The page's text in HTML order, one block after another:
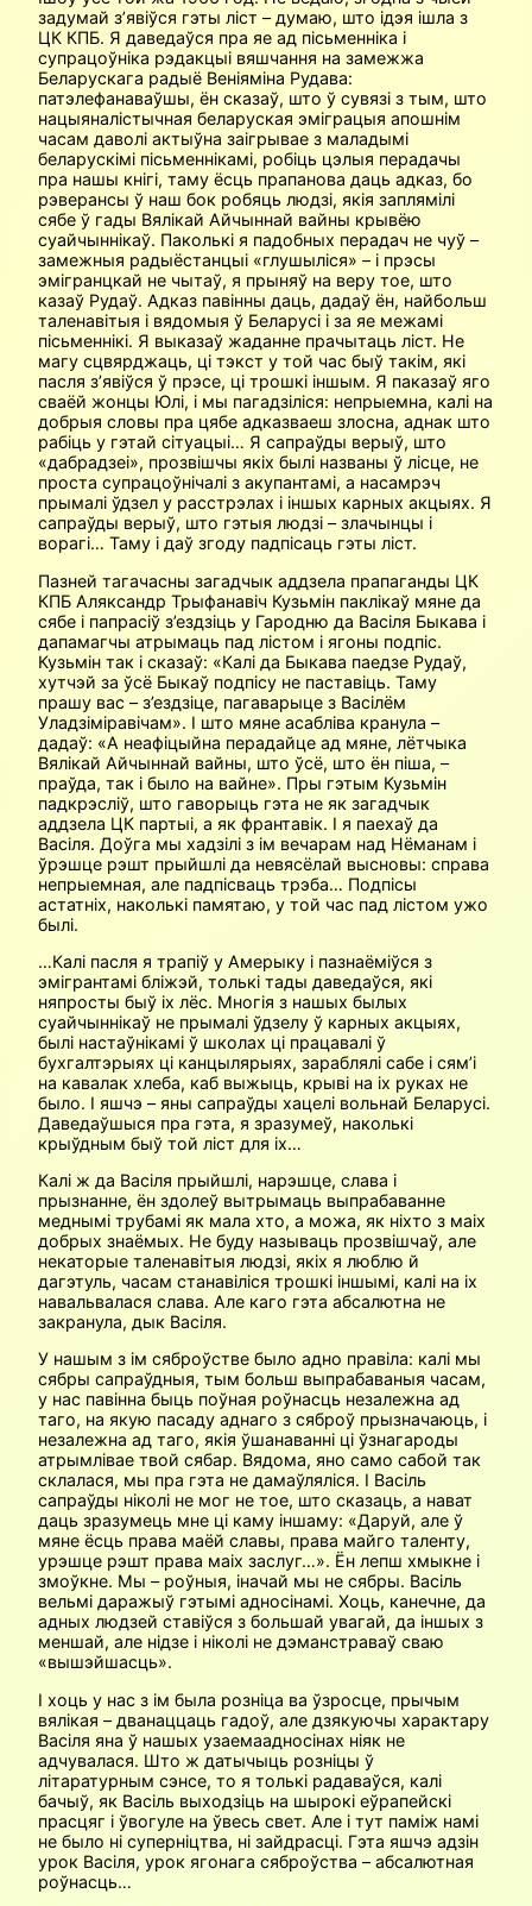
задумай з’явіўся гэты ліст – думаю, што ідэя ішла з
ЦК КПБ. Я даведаўся пра яе ад пісьменніка і
супрацоўніка рэдакцыі вяшчання на замежжа
Беларускага радыё Веніяміна Рудава:
патэлефанаваўшы, ён сказаў, што ў сувязі з тым, што
нацыяналістычная беларуская эміграцыя апошнім
часам даволі актыўна заігрывае з маладымі
беларускімі пісьменнікамі, робіць цэлыя перадачы
пра нашы кнігі, таму ёсць прапанова даць адказ, бо
рэверансы ў наш бок робяць людзі, якія заплямілі
сябе ў гады Вялікай Айчыннай вайны крывёю
суайчыннікаў. Паколькі я падобных перадач не чуў –
замежныя радыёстанцыі «глушыліся» – і прэсы
эмігранцкай не чытаў, я прыняў на веру тое, што
казаў Рудаў. Адказ павінны даць, дадаў ён, найбольш
таленавітыя і вядомыя ў Беларусі і за яе межамі
пісьменнікі. Я выказаў жаданне прачытаць ліст. Не
магу сцвярджаць, ці тэкст у той час быў такім, які
пасля з’явіўся ў прэсе, ці трошкі іншым. Я паказаў яго
сваёй жонцы Юлі, і мы пагадзіліся: непрыемна, калі на
добрыя словы пра цябе адказваеш злосна, аднак што
рабіць у гэтай сітуацыі… Я сапраўды верыў, што
«дабрадзеі», прозвішчы якіх былі названы ў лісце, не
проста супрацоўнічалі з акупантамі, а насамрэч
прымалі ўдзел у расстрэлах і іншых карных акцыях. Я
сапраўды верыў, што гэтыя людзі – злачынцы і
ворагі… Таму і даў згоду падпісаць гэты ліст.
Пазней тагачасны загадчык аддзела прапаганды ЦК
КПБ Аляксандр Трыфанавіч Кузьмін паклікаў мяне да
сябе і папрасіў з’ездзіць у Гародню да Васіля Быкава і
дапамагчы атрымаць пад лістом і ягоны подпіс.
Кузьмін так і сказаў: «Калі да Быкава паедзе Рудаў,
хутчэй за ўсё Быкаў подпісу не паставіць. Таму
прашу вас – з’ездзіце, пагаварыце з Васілём
Уладзіміравічам». І што мяне асабліва кранула –
дадаў: «А неафіцыйна перадайце ад мяне, лётчыка
Вялікай Айчыннай вайны, што ўсё, што ён піша, –
праўда, так і было на вайне». Пры гэтым Кузьмін
падкрэсліў, што гаворыць гэта не як загадчык
аддзела ЦК партыі, а як франтавік. І я паехаў да
Васіля. Доўга мы хадзілі з ім вечарам над Нёманам і
ўрэшце рэшт прыйшлі да невясёлай высновы: справа
непрыемная, але падпісваць трэба… Подпісы
астатніх, наколькі памятаю, у той час пад лістом ужо
былі.
…Калі пасля я трапіў у Амерыку і пазнаёміўся з
эмігрантамі бліжэй, толькі тады даведаўся, які
няпросты быў іх лёс. Многія з нашых былых
суайчыннікаў не прымалі ўдзелу ў карных акцыях,
былі настаўнікамі ў школах ці працавалі ў
бухгалтэрыях ці канцылярыях, зараблялі сабе і сям’і
на кавалак хлеба, каб выжыць, крыві на іх руках не
было. І яшчэ – яны сапраўды хацелі вольнай Беларусі.
Даведаўшыся пра гэта, я зразумеў, наколькі
крыўдным быў той ліст для іх…
Калі ж да Васіля прыйшлі, нарэшце, слава і
прызнанне, ён здолеў вытрымаць выпрабаванне
меднымі трубамі як мала хто, а можа, як ніхто з маіх
добрых знаёмых. Не буду называць прозвішчаў, але
некаторые таленавітыя людзі, якіх я люблю й
дагэтуль, часам станавіліся трошкі іншымі, калі на іх
навальвалася слава. Але каго гэта абсалютна не
закранула, дык Васіля.
У нашым з ім сяброўстве было адно правіла: калі мы
сябры сапраўдныя, тым больш выпрабаваныя часам,
у нас павінна быць поўная роўнасць незалежна ад
таго, на якую пасаду аднаго з сяброў прызначаюць, і
незалежна ад таго, якія ўшанаванні ці ўзнагароды
атрымлівае твой сябар. Вядома, яно само сабой так
склалася, мы пра гэта не дамаўляліся. І Васіль
сапраўды ніколі не мог не тое, што сказаць, а нават
даць зразумець мне ці каму іншаму: «Даруй, але ў
мяне ёсць права маёй славы, права майго таленту,
урэшце рэшт права маіх заслуг…». Ён лепш хмыкне і
змоўкне. Мы – роўныя, іначай мы не сябры. Васіль
вельмі даражыў гэтымі адносінамі. Хоць, канечне, да
адных людзей ставіўся з большай увагай, да іншых з
меншай, але нідзе і ніколі не дэманстраваў сваю
«вышэйшасць».
І хоць у нас з ім была розніца ва ўзросце, прычым
вялікая – дванаццаць гадоў, але дзякуючы характару
Васіля яна ў нашых узаемаадносінах ніяк не
адчувалася. Што ж датычыць розніцы ў
літаратурным сэнсе, то я толькі радаваўся, калі
бачыў, як Васіль выходзіць на шырокі еўрапейскі
прасцяг і ўвогуле на ўвесь свет. Але і тут паміж намі
не было ні суперніцтва, ні зайдрасці. Гэта яшчэ адзін
урок Васіля, урок ягонага сяброўства – абсалютная
роўнасць…